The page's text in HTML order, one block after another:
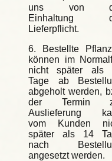
uns von
Einhaltung
Lieferpflicht.
6. Bestellte
können im
nicht später als
Tage ab
abgeholt werden,
der Termin
Auslieferung
vom Kunden
später als 14
nach
angesetzt werden.